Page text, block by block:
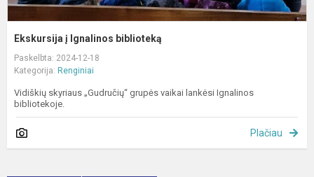
Ekskursija į Ignalinos biblioteką
Paskelbta: 2024-12-18
Kategorija: Renginiai
Vidiškių skyriaus „Gudručių“ grupės vaikai lankėsi Ignalinos
bibliotekoje.
Plačiau